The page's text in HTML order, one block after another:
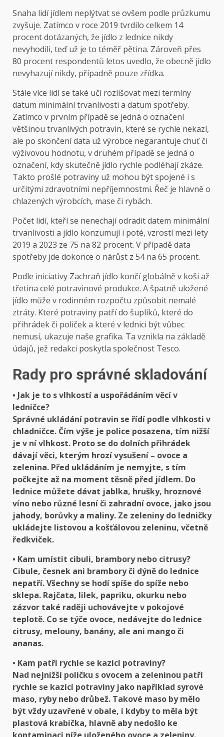
Snaha lidí jídlem neplýtvat se ovšem podle průzkumu
zvyšuje. Zatímco v roce 2019 tvrdilo celkem 14
procent dotázaných, že jídlo z lednice nikdy
nevyhodili, teď už je to téměř pětina. Zároveň přes
80 procent respondentů letos uvedlo, že obecně jidlo
nevyhazují nikdy, případně pouze zřídka.
Stále více lidí se také učí rozlišovat mezi termíny
datum minimální trvanlivosti a datum spotřeby.
Zatímco v prvním případě se jedná o označení
většinou trvanlivých potravin, které se rychle nekazí,
ale po skončení data už výrobce negarantuje chuť či
výživovou hodnotu, v druhém případě se jedná o
označení, kdy skutečně jídlo rychle podléhají zkáze.
Takto prošlé potraviny už mohou být spojené i s
určitými zdravotními nepříjemnostmi. Řeč je hlavně o
chlazených výrobcích, mase či rybách.
Počet lidí, kteří se nenechají odradit datem minimální
trvanlivosti a jídlo konzumují i poté, vzrostl mezi lety
2019 a 2023 ze 75 na 82 procent. V případě data
spotřeby jde dokonce o nárůst z 54 na 65 procent.
Podle iniciativy Zachraň jídlo končí globálně v koši až
třetina celé potravinové produkce. A špatně uložené
jídlo může v rodinném rozpočtu způsobit nemalé
ztráty. Které potraviny patří do šuplíků, které do
přihrádek či poliček a které v lednici být vůbec
nemusí, ukazuje naše grafika. Ta vznikla na základě
údajů, jež redakci poskytla společnost Tesco.
Rady pro správné skladování
• Jak je to s vlhkostí a uspořádáním věcí v
ledničce?
Správné ukládání potravin se řídí podle vlhkosti v
chladničce. Čím výše je police posazena, tím nižší
je v ní vlhkost. Proto se do dolních přihrádek
dávají věci, kterým hrozí vysušení – ovoce a
zelenina. Před ukládáním je nemyjte, s tím
počkejte až na moment těsně před jídlem. Do
lednice můžete dávat jablka, hrušky, hroznové
víno nebo různé lesní či zahradní ovoce, jako jsou
jahody, borůvky a maliny. Ze zeleniny do ledničky
ukládejte listovou a košťálovou zeleninu, včetně
ředkviček.
• Kam umístit cibuli, brambory nebo citrusy?
Cibule, česnek ani brambory či dýně do lednice
nepatří. Všechny se hodí spíše do spíže nebo
sklepa. Rajčata, lilek, papriku, okurku nebo
zázvor také raději uchovávejte v pokojové
teplotě. Co se týče ovoce, nedávejte do lednice
citrusy, melouny, banány, ale ani mango či
ananas.
• Kam patří rychle se kazící potraviny?
Nad nejnižší poličku s ovocem a zeleninou patří
rychle se kazící potraviny jako například syrové
maso, ryby nebo drůbež. Takové maso by mělo
být vždy uzavřené v obale, i kdyby to měla být
plastová krabička, hlavně aby nedošlo ke